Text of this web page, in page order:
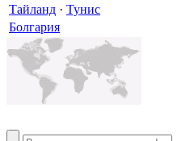
Тайланд · Тунис
Болгария